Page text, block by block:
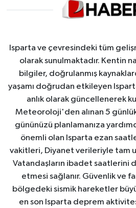
Isparta ve çevresindeki tüm
olarak sunulmaktadır. Kentin
bilgiler, doğrulanmış
yaşamı doğrudan etkileyen
anlık olarak güncellenerek
Meteoroloji'den alınan 5
gününüzü planlamanıza
önemli olan Isparta ezan
vakitleri, Diyanet verileriyle tam
Vatandaşların ibadet saatlerini
etmesi sağlanır. Güvenlik ve
bölgedeki sismik hareketler
en son Isparta deprem